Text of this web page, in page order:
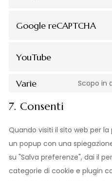
Google reCAPTCHA
YouTube
Varie Scopo in
7. Consenti
Quando visiti il sito web per
un popup con una
su "Salva preferenze", dai il
categorie di cookie e plugin